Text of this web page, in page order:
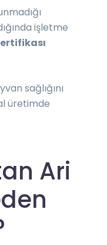
işletme
sağlığını
üretimde
Ari